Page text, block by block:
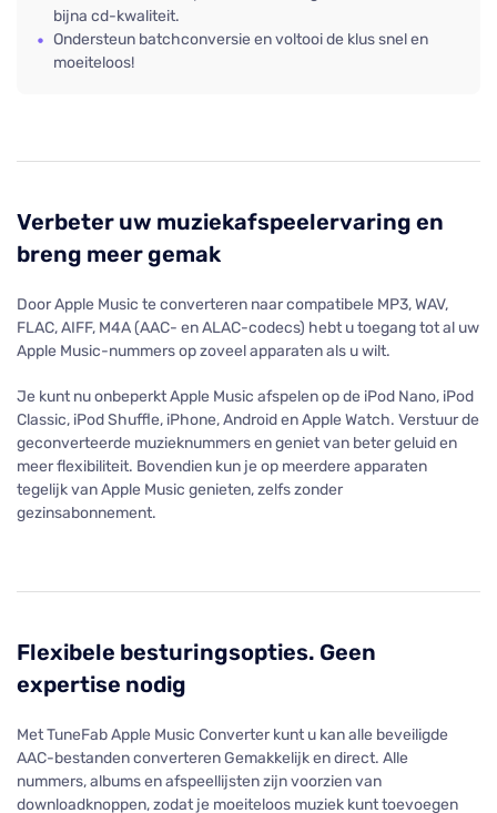
bijna cd-kwaliteit.
Ondersteun batchconversie en voltooi de klus snel en
moeiteloos!
Verbeter uw muziekafspeelervaring en
breng meer gemak
Door Apple Music te converteren naar compatibele MP3, WAV,
FLAC, AIFF, M4A (AAC- en ALAC-codecs) hebt u toegang tot al uw
Apple Music-nummers op zoveel apparaten als u wilt.
Je kunt nu onbeperkt Apple Music afspelen op de iPod Nano, iPod
Classic, iPod Shuffle, iPhone, Android en Apple Watch. Verstuur de
geconverteerde muzieknummers en geniet van beter geluid en
meer flexibiliteit. Bovendien kun je op meerdere apparaten
tegelijk van Apple Music genieten, zelfs zonder
gezinsabonnement.
Flexibele besturingsopties. Geen
expertise nodig
Met TuneFab Apple Music Converter kunt u kan alle beveiligde
AAC-bestanden converteren Gemakkelijk en direct. Alle
nummers, albums en afspeellijsten zijn voorzien van
downloadknoppen, zodat je moeiteloos muziek kunt toevoegen